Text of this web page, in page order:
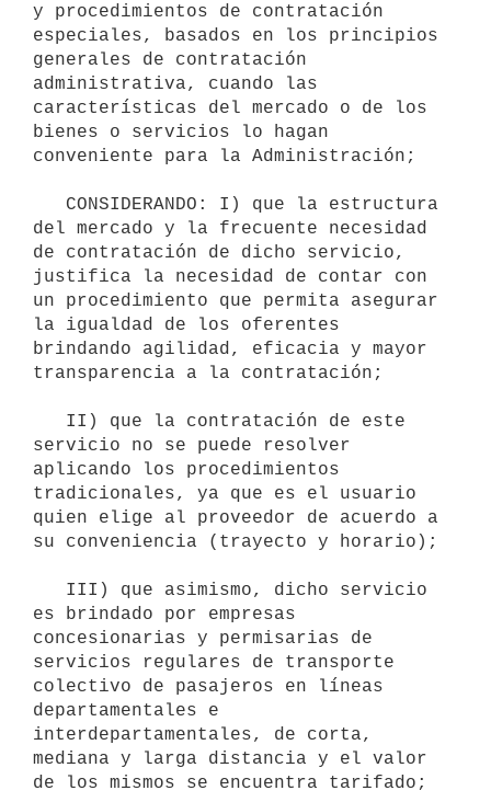
y procedimientos de contratación
especiales, basados en los principios
generales de contratación
administrativa, cuando las
características del mercado o de los
bienes o servicios lo hagan
conveniente para la Administración;
del mercado y la frecuente necesidad
de contratación de dicho servicio,
justifica la necesidad de contar con
un procedimiento que permita asegurar
la igualdad de los oferentes
brindando agilidad, eficacia y mayor
transparencia a la contratación;
servicio no se puede resolver
aplicando los procedimientos
tradicionales, ya que es el usuario
quien elige al proveedor de acuerdo a
su conveniencia (trayecto y horario);
es brindado por empresas
concesionarias y permisarias de
servicios regulares de transporte
colectivo de pasajeros en líneas
departamentales e
interdepartamentales, de corta,
mediana y larga distancia y el valor
de los mismos se encuentra tarifado;